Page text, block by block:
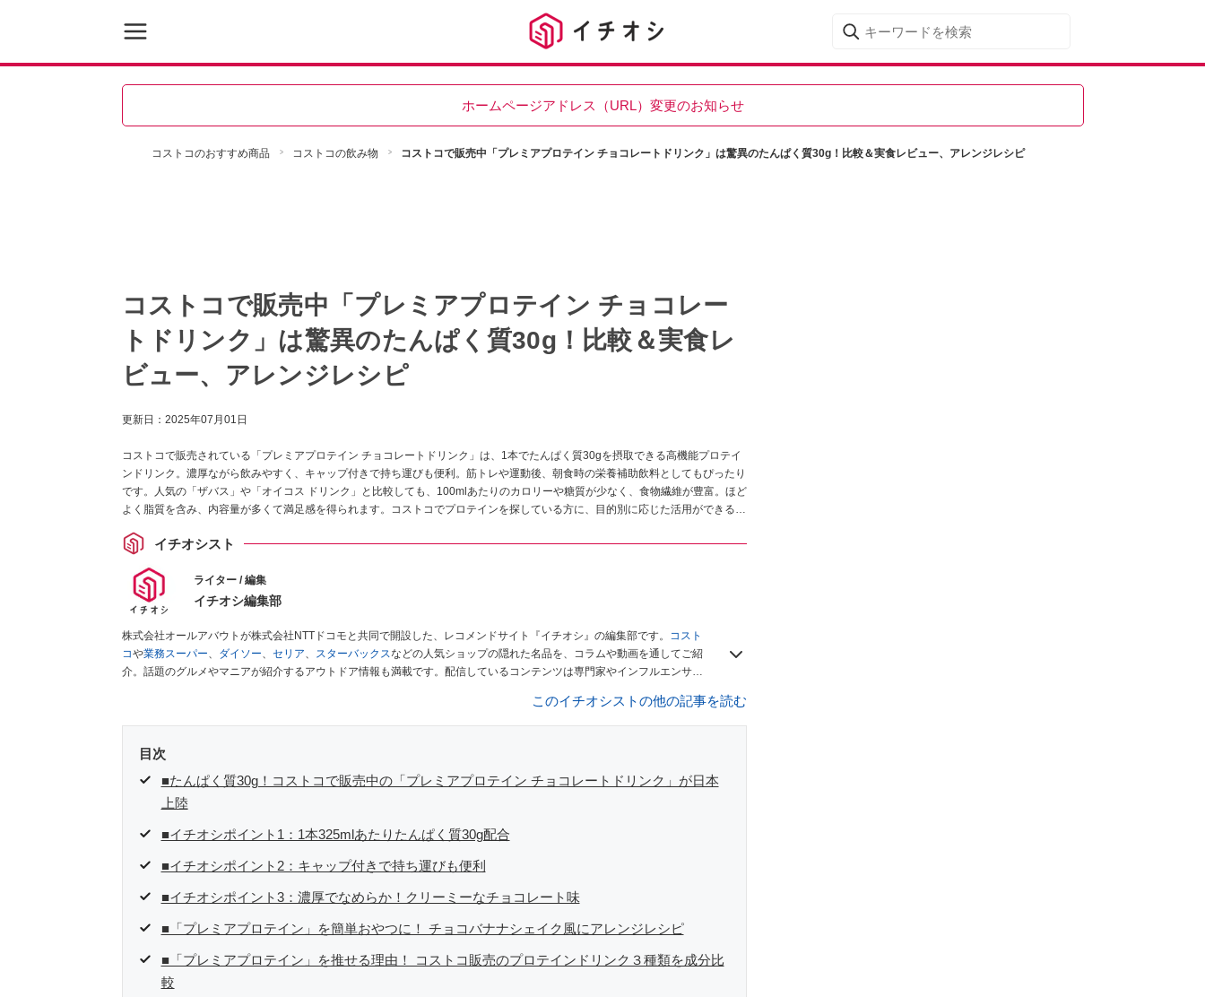
ホームページアドレス（URL）変更のお知らせ
コストコのおすすめ商品 コストコの飲み物 コストコで販売中「プレミアプロテイン チョコレートドリンク」は驚異のたんぱく質30g！比較＆実食レビュー、アレンジレシピ
コストコで販売中「プレミアプロテイン チョコレー
トドリンク」は驚異のたんぱく質30g！比較＆実食レ
ビュー、アレンジレシピ
更新日： 2025年07月01日
コストコで販売されている「プレミアプロテイン チョコレートドリンク」は、1本でたんぱく質30gを摂取できる高機能プロテイ
ンドリンク。濃厚ながら飲みやすく、キャップ付きで持ち運びも便利。筋トレや運動後、朝食時の栄養補助飲料としてもぴったり
です。人気の「ザバス」や「オイコス ドリンク」と比較しても、100mlあたりのカロリーや糖質が少なく、食物繊維が豊富。ほど
よく脂質を含み、内容量が多くて満足感を得られます。コストコでプロテインを探している方に、目的別に応じた活用ができる万
イチオシスト
ライター / 編集
イチオシ編集部
株式会社オールアバウトが株式会社NTTドコモと共同で開設した、レコメンドサイト『イチオシ』の編集部です。
コスト
コや業務スーパー、 ダイソー、 セリア、 スターバックスなどの人気ショップの隠れた名品を、コラムや動画を通してご紹
介。話題のグルメやマニアが紹介するアウトドア情報も満載です。配信しているコンテンツは専門家やインフルエンサー
このイチオシストの他の記事を読む
目次
■たんぱく質30g！コストコで販売中の「プレミアプロテイン チョコレートドリンク」が日本
上陸
■イチオシポイント1：1本325mlあたりたんぱく質30g配合
■イチオシポイント2：キャップ付きで持ち運びも便利
■イチオシポイント3：濃厚でなめらか！クリーミーなチョコレート味
■「プレミアプロテイン」を簡単おやつに！ チョコバナナシェイク風にアレンジレシピ
■「プレミアプロテイン」を推せる理由！ コストコ販売のプロテインドリンク３種類を成分比
較